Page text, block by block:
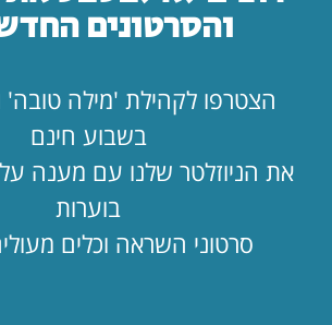
לרע ובעיקר לטוב. האם אנחנו מאמינים בזה?
והסרטונים
הצטרפו לקהילת 'מילה טובה'
בשבוע חינם
את הניוזלטר שלנו עם מענה
בוערות
סרטוני השראה וכלים